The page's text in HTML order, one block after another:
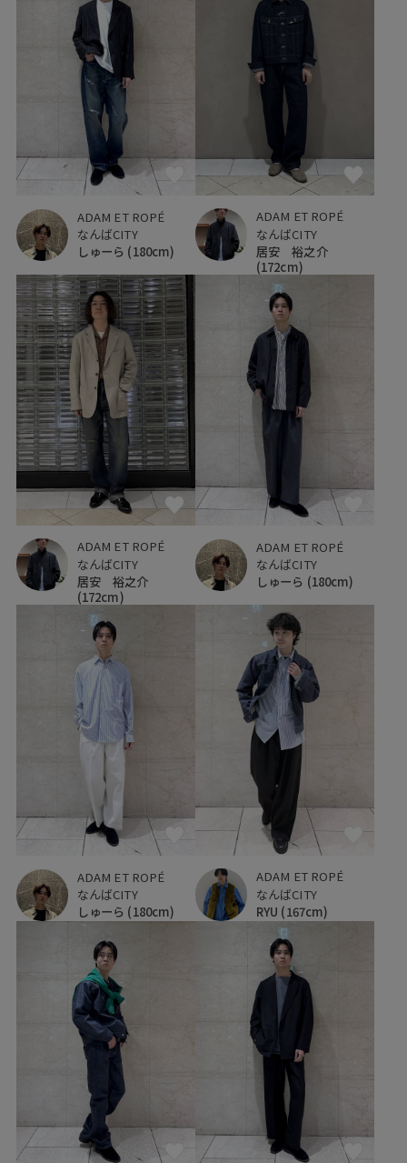
ADAM ET ROPÉ
なんばCITY
しゅーら (180cm)
ADAM ET ROPÉ
なんばCITY
居安 裕之介
(172cm)
ADAM ET ROPÉ
なんばCITY
居安 裕之介
(172cm)
ADAM ET ROPÉ
なんばCITY
しゅーら (180cm)
ADAM ET ROPÉ
なんばCITY
しゅーら (180cm)
ADAM ET ROPÉ
なんばCITY
RYU (167cm)